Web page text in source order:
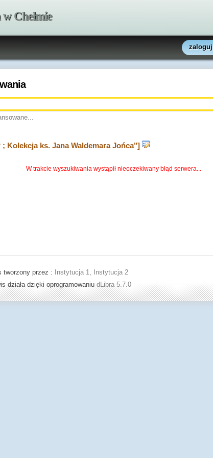
Chełmie
zaloguj
; Kolekcja ks. Jana Waldemara Jońca"]
W trakcie wyszukiwania wystąpił nieoczekiwany błąd serwera...
tworzony przez :
Instytucja 1, Instytucja 2
działa dzięki oprogramowaniu dLibra 5.7.0